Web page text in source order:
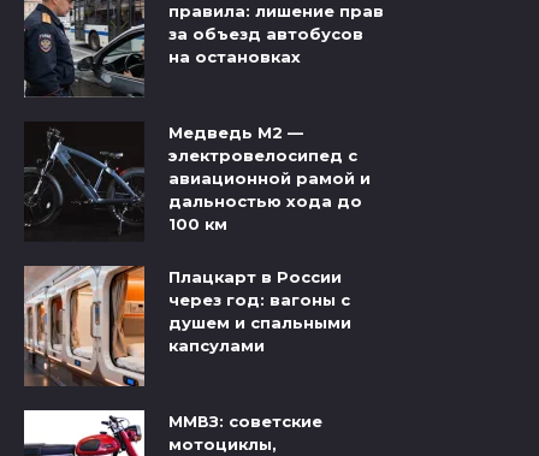
правила: лишение прав
за объезд автобусов
на остановках
Медведь М2 —
электровелосипед с
авиационной рамой и
дальностью хода до
100 км
Плацкарт в России
через год: вагоны с
душем и спальными
капсулами
ММВЗ: советские
мотоциклы,